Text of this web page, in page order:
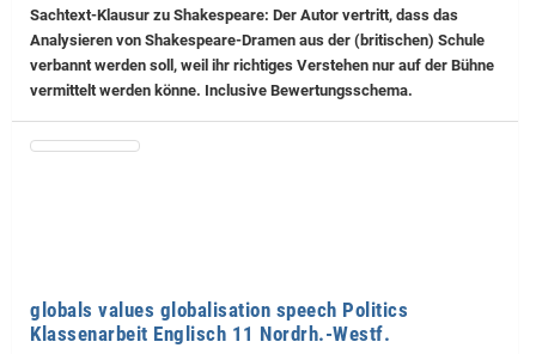
Sachtext-Klausur zu Shakespeare: Der Autor vertritt, dass das
Analysieren von Shakespeare-Dramen aus der (britischen) Schule
verbannt werden soll, weil ihr richtiges Verstehen nur auf der Bühne
vermittelt werden könne. Inclusive Bewertungsschema.
globals values globalisation speech Politics
Klassenarbeit Englisch 11 Nordrh.-Westf.